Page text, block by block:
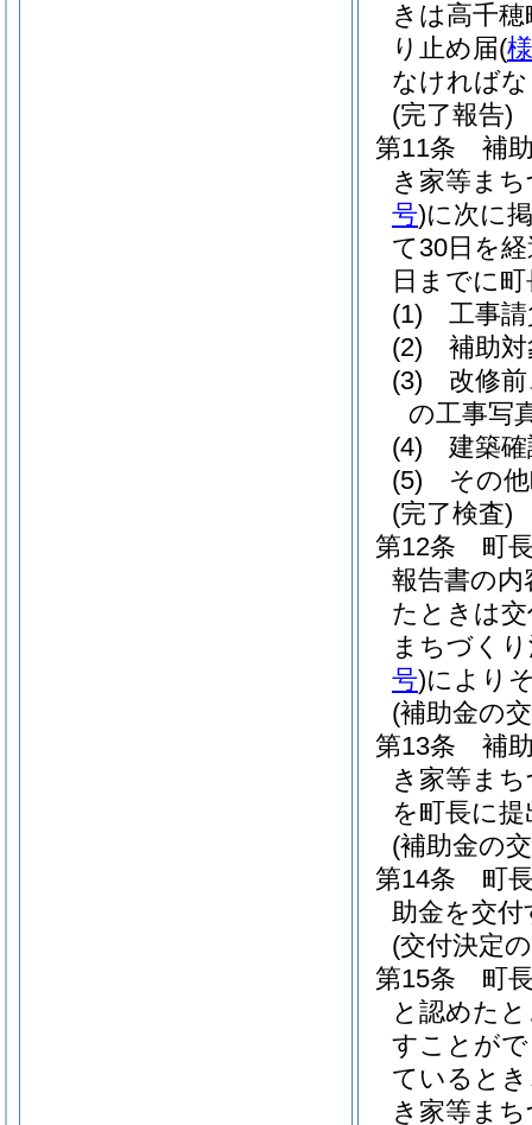
きは高千
り止め届(
なければ
(完了報告)
第11条
補
き家等ま
号)に次に
て30日を
日までに
(1)
工事
(2)
補助
(3)
改修
の工事写
(4)
建築
(5)
その
(完了検査)
第12条
町
報告書の
たときは
まちづく
号)により
(補助金の
第13条
補
き家等ま
を町長に
(補助金の
第14条
町
助金を交
(交付決定
第15条
町
と認めた
すことが
ていると
き家等ま